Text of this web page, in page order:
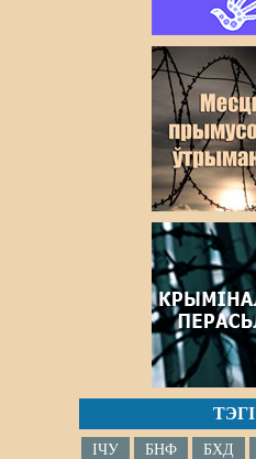
ТЭГІ
ІЧУ БНФ БХД